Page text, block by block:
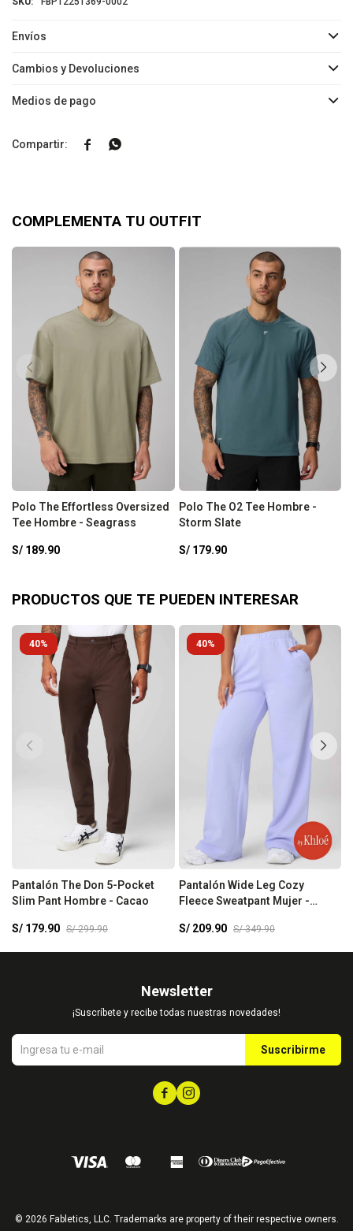
Envíos
Cambios y Devoluciones
Medios de pago
 
COMPLEMENTA TU OUTFIT
Polo The Effortless Oversized
Tee Hombre - Seagrass
S/ 189.90
Polo The O2 Tee Hombre -
Storm Slate
S/ 179.90
PRODUCTOS QUE TE PUEDEN INTERESAR
40
Pantalón The Don 5-Pocket
Slim Pant Hombre - Cacao
S/ 179.90 S/ 299.90
40
Pantalón Wide Leg Cozy
Fleece Sweatpant Mujer -
S/ 209.90 S/ 349.90
Newsletter
¡Suscríbete y recibe todas nuestras novedades!
Suscribirme
 
© 2026 Fabletics, LLC. Trademarks are property of their respective owners.